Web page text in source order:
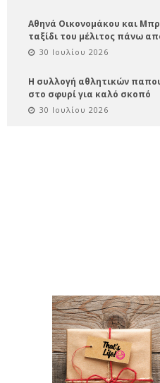
Αθηνά Οικονομάκου και
ταξίδι του μέλιτος πάνω
30 Ιουλίου 2026
Η συλλογή αθλητικών
στο σφυρί για καλό σκοπό
30 Ιουλίου 2026